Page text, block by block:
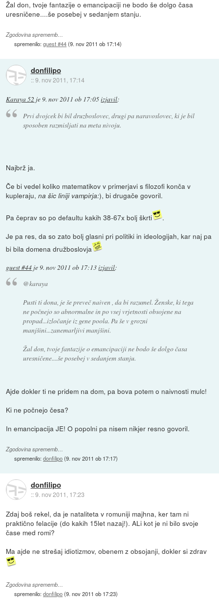
Žal don, tvoje fantazije o emancipaciji ne bodo še dolgo časa
uresničene....še posebej v sedanjem stanju.
Zgodovina sprememb…
spremenilo:guest #44(9. nov 2011 ob 17:14)
donfilipo
::9. nov 2011, 17:14
Karaya 52 je9. nov 2011 ob 17:05izjavil:
Prvi dvojcek bi bil druzboslovec, drugi pa naravoslovec, ki je bil
sposoben razmisljati na meta nivoju.
Najbrž ja.
Če bi vedel koliko matematikov v primerjavi s filozofi konča v
kupleraju,na šic liniji vampirja:), bi drugače govoril.
Pa čeprav so po defaultu kakih 38-67x bolj škrti
.
Je pa res, da so zato bolj glasni pri politiki in ideologijah, kar naj pa
bi bila domena družboslovja
guest #44 je9. nov 2011 ob 17:13izjavil:
@karaya
Pusti ti dona, je še preveč naiven , da bi razumel. Ženske, ki tega
ne počnejo so abnormalne in po vsej vrjetnosti obsojene na
propad...izločanje iz gene poola. Pa še v grozni
manjšini...zanemarljivi manjšini.
Žal don, tvoje fantazije o emancipaciji ne bodo še dolgo časa
uresničene....še posebej v sedanjem stanju.
Ajde dokler ti ne pridem na dom, pa bova potem o naivnosti mulc!
Ki ne počnejo česa?
In emancipacija JE! O popolni pa nisem nikjer resno govoril.
Zgodovina sprememb…
spremenilo:donfilipo(9. nov 2011 ob 17:17)
donfilipo
::9. nov 2011, 17:23
Zdaj boš rekel, da je nataliteta v romuniji majhna, ker tam ni
praktično felacije (do kakih 15let nazaj!). ALi kot je ni bilo svoje
čase med romi?
Ma ajde ne strešaj idiotizmov, obenem z obsojanji, dokler si zdrav
Zgodovina sprememb…
spremenilo:donfilipo(9. nov 2011 ob 17:23)